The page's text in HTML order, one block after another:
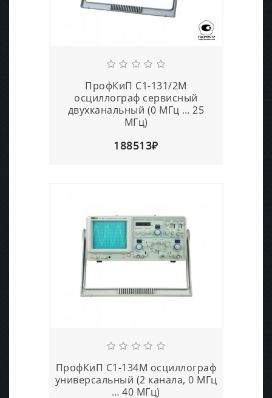
ПрофКиП С1-131/2М
осциллограф сервисный
двухканальный (0 МГц … 25
МГц)
188513₽
ПрофКиП С1-134М осциллограф
универсальный (2 канала, 0 МГц
… 40 МГц)